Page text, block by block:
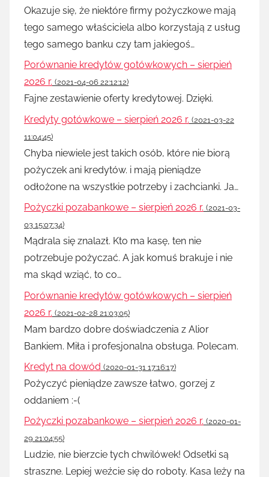
Okazuje się, że niektóre firmy pożyczkowe mają
tego samego właściciela albo korzystają z usług
tego samego banku czy tam jakiegoś…
Porównanie kredytów gotówkowych – sierpień
2026 r. (2021-04-06 22:12:12)
Fajne zestawienie oferty kredytowej. Dzięki.
Kredyty gotówkowe – sierpień 2026 r. (2021-03-22
11:04:45)
Chyba niewiele jest takich osób, które nie biorą
pożyczek ani kredytów. i mają pieniądze
odłożone na wszystkie potrzeby i zachcianki. Ja…
Pożyczki pozabankowe – sierpień 2026 r. (2021-03-
03 15:07:34)
Mądrala się znalazł. Kto ma kasę, ten nie
potrzebuje pożyczać. A jak komuś brakuje i nie
ma skąd wziąć, to co…
Porównanie kredytów gotówkowych – sierpień
2026 r. (2021-02-28 21:03:05)
Mam bardzo dobre doświadczenia z Alior
Bankiem. Miła i profesjonalna obsługa. Polecam.
Kredyt na dowód (2020-01-31 17:16:17)
Pożyczyć pieniądze zawsze łatwo, gorzej z
oddaniem :-(
Pożyczki pozabankowe – sierpień 2026 r. (2020-01-
29 21:04:55)
Ludzie, nie bierzcie tych chwilówek! Odsetki są
straszne. Lepiej weźcie się do roboty. Kasa leży na